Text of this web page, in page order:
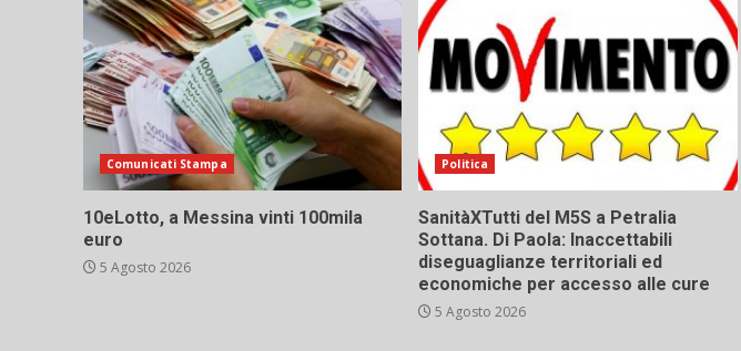
Comunicati Stampa
10eLotto, a Messina vinti 100mila
euro
5 Agosto 2026
Politica
SanitàXTutti del M5S a Petralia
Sottana. Di Paola: Inaccettabili
diseguaglianze territoriali ed
economiche per accesso alle cure
5 Agosto 2026